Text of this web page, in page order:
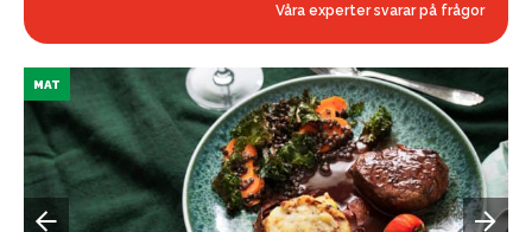
Våra experter svarar på frågor
MAT